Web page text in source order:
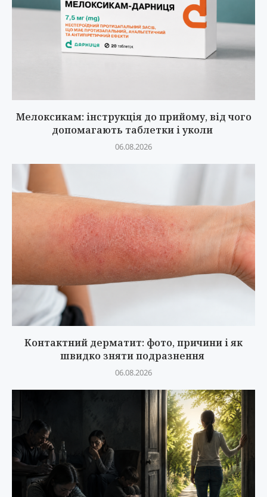
Мелоксикам: інструкція до прийому, від чого
допомагають таблетки і уколи
06.08.2026
Контактний дерматит: фото, причини і як
швидко зняти подразнення
06.08.2026